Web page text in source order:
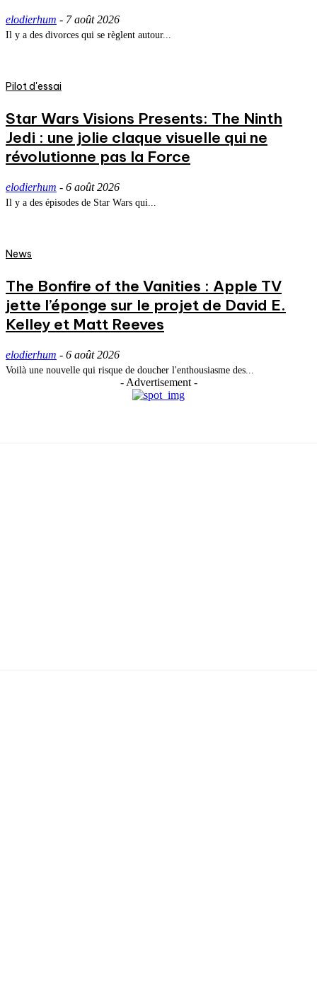
elodierhum - 7 août 2026
Il y a des divorces qui se règlent autour...
Pilot d'essai
Star Wars Visions Presents: The Ninth
Jedi : une jolie claque visuelle qui ne
révolutionne pas la Force
elodierhum - 6 août 2026
Il y a des épisodes de Star Wars qui...
News
The Bonfire of the Vanities : Apple TV
jette l’éponge sur le projet de David E.
Kelley et Matt Reeves
elodierhum - 6 août 2026
Voilà une nouvelle qui risque de doucher l'enthousiasme des...
- Advertisement -